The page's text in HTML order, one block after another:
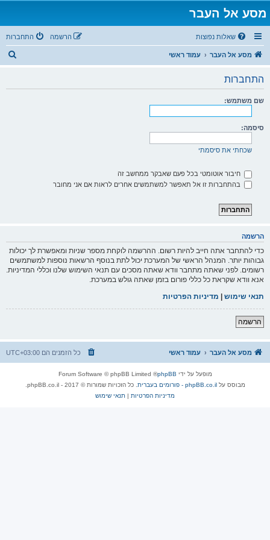
מסע אל העבר
שאלות נפוצות התחברות הרשמה
מסע אל העבר עמוד ראשי
התחברות
שם משתמש:
סיסמה:
שכחתי את סיסמתי
חיבור אוטומטי בכל פעם שאבקר ממחשב זה
בהתחברות זו אל תאפשר למשתמשים אחרים לראות אם אני מחובר
הרשמה
כדי להתחבר אתה חייב להיות רשום. ההרשמה לוקחת מספר שניות ומאפשרת לך יכולות
גבוהות יותר. המנהל הראשי של המערכת יכול לתת בנוסף הרשאות נוספות למשתמשים
רשומים. לפני שאתה מתחבר וודא שאתה מסכים עם תנאי השימוש שלנו וכללי המדיניות.
אנא וודא שקראת כל כללי פורום בזמן שאתה גולש במערכת.
תנאי שימוש | מדיניות הפרטיות
הרשמה
מסע אל העבר עמוד ראשי כל הזמנים הם UTC+03:00
מופעל על ידי phpBB
® Forum Software © phpBB Limited
מבוסס עלphpBB.co.il - פורומים בעברית
. כל הזכויות שמורות © 2017 - phpBB.co.il.
מדיניות הפרטיות | תנאי שימוש